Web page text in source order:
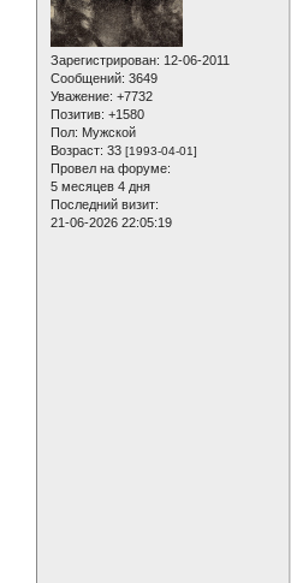
Зарегистрирован: 12-06-2011
Сообщений: 3649
Уважение: +7732
Позитив: +1580
Пол: Мужской
Возраст: 33 [1993-04-01]
Провел на форуме:
5 месяцев 4 дня
Последний визит:
21-06-2026 22:05:19